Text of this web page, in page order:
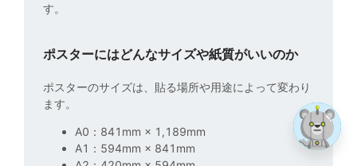
す。
ポスターにはどんなサイズや紙質がいいのか
ポスターのサイズは、貼る場所や用途によって変わり
ます。
A0：841mm × 1,189mm
A1：594mm × 841mm